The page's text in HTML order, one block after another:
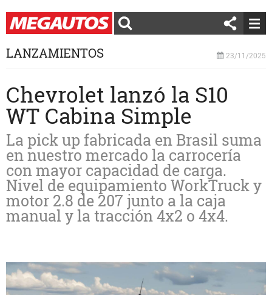
LANZAMIENTOS 23/11/2025
Chevrolet lanzó la S10
WT Cabina Simple
La pick up fabricada en Brasil suma
en nuestro mercado la carrocería
con mayor capacidad de carga.
Nivel de equipamiento WorkTruck y
motor 2.8 de 207 junto a la caja
manual y la tracción 4x2 o 4x4.